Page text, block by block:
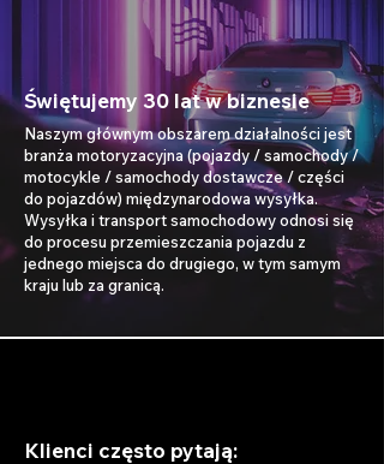
Świętujemy 30 lat w biznesie
Naszym głównym obszarem działalności jest
branża motoryzacyjna (pojazdy / samochody /
motocykle / samochody dostawcze / części
do pojazdów) międzynarodowa wysyłka.
Wysyłka i transport samochodowy odnosi się
do procesu przemieszczania pojazdu z
jednego miejsca do drugiego, w tym samym
kraju lub za granicą.
Klienci często pytają: